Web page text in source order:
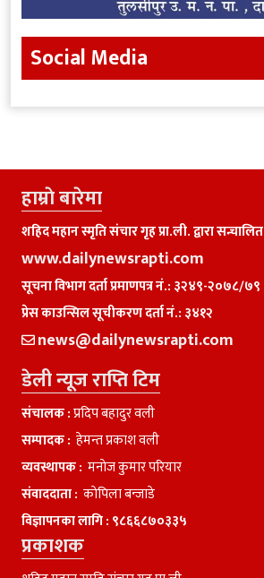
Social Media
हाम्राे बारेमा
शहिद महान स्मृति संचार गृह प्रा.ली. द्वारा सन्चालित
www.dailynewsrapti.com
सूचना विभाग दर्ता प्रमाणपत्र नं.: ३२४९-२०७८/७९
प्रेस काउन्सिल सूचीकरण दर्ता नं.: ३४१२
news@dailynewsrapti.com
डेली न्यूज राप्ति टिम
संचालक :प्रदिप बहादुर वली
सम्पादक : हेमन्त प्रकाश वली
व्यवस्थापक : मनाेज कुमार परियार
संवाददाता : काेपिला बन्जाडे
विज्ञापनका लागि : ९८६६८७०३३५
प्रकाशक